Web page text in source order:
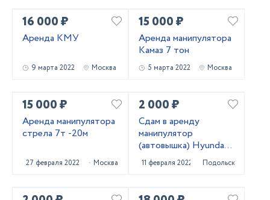
16 000 ₽
Аренда КМУ
9 марта 2022 Москва
15 000 ₽
Аренда манипулятора
Камаз 7 тон
5 марта 2022 Москва
15 000 ₽
Аренда манипулятора
стрела 7т -20м
27 февраля 2022 Москва
2 000 ₽
Сдам в аренду
манипулятор
(автовышка) Hyundai
Gold
11 февраля 2022 Подольск